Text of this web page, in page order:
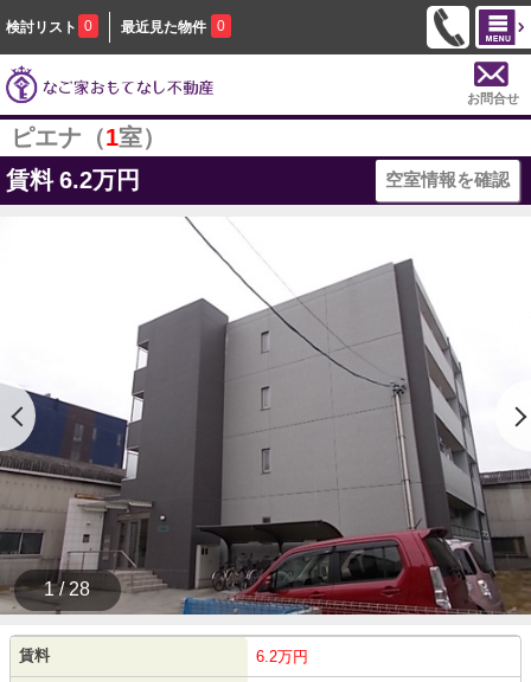
検討リスト 0 最近見た物件 0
お問合せ
ピエナ（1室）
賃料 6.2万円 空室情報を確認
1 / 28
賃料 6.2万円